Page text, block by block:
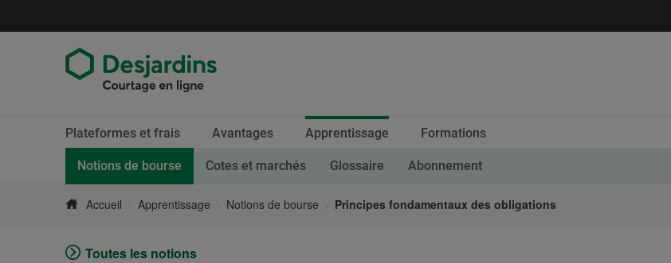
directement
Plateformes et frais Avantages
Section
active.
Apprentissage
Page courante.
Notions de bourse Cotes et marchés Glossaire Abonnement
Calendrier
Formations
Fin
du
menu
Accueil Apprentissage Notions de bourse Principes fondamentaux des obligations
Toutes les notions